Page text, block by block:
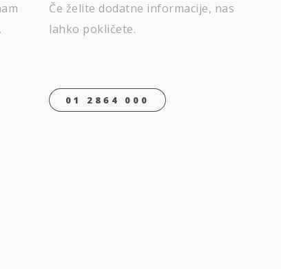
Če želite dodatne informacije, nas
lahko pokličete.
01 2864 000